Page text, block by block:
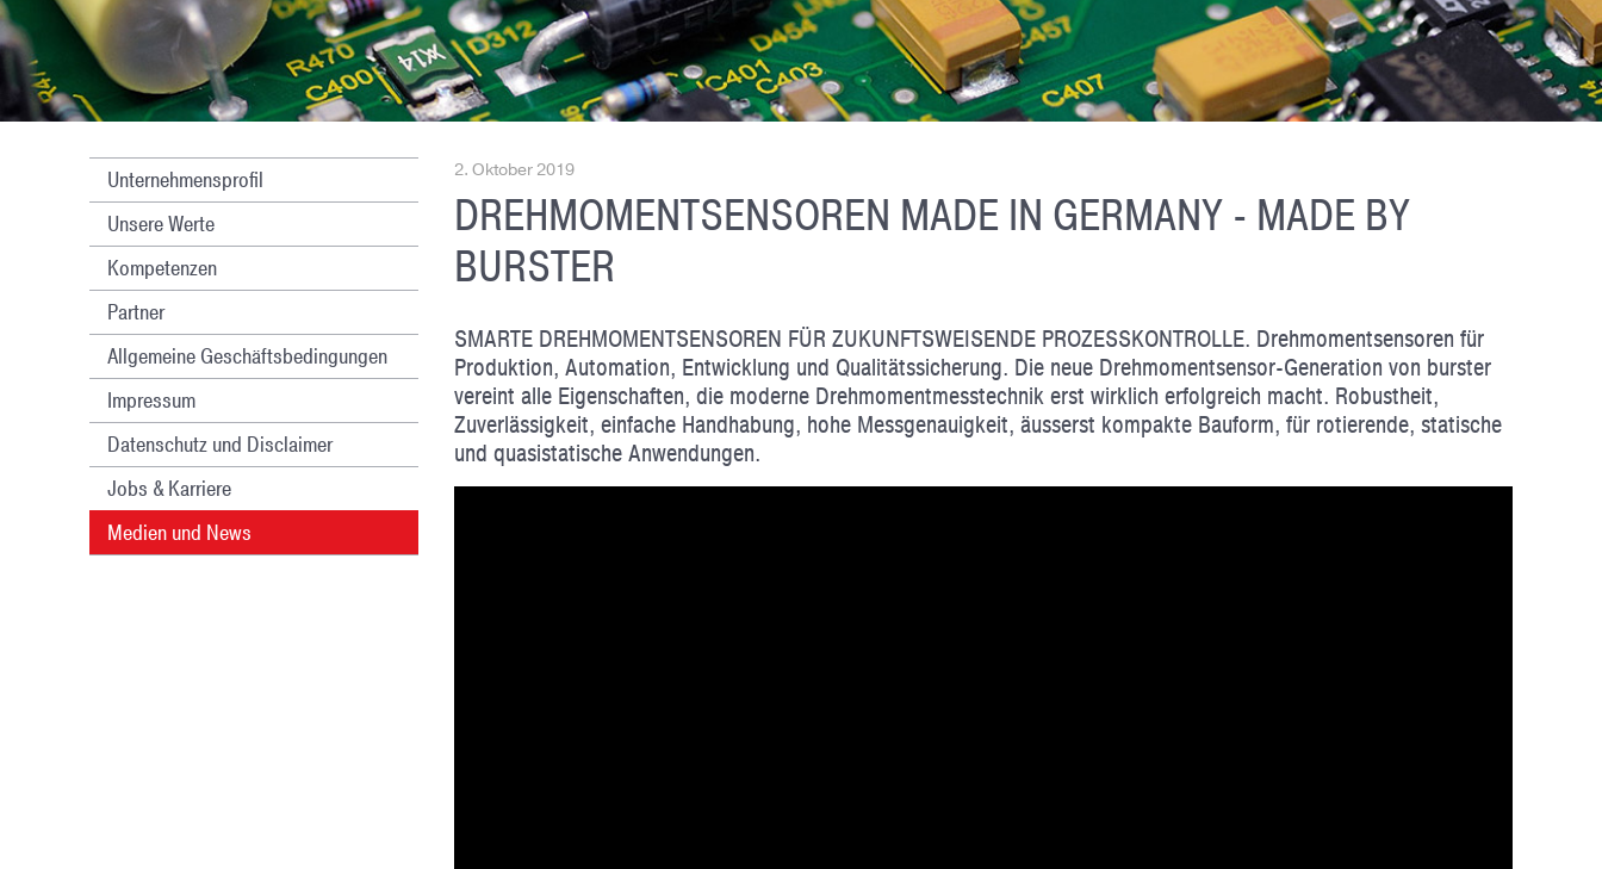
Unternehmensprofil
Unsere Werte
Kompetenzen
Partner
Allgemeine Geschäftsbedingungen
Impressum
Datenschutz und Disclaimer
Jobs & Karriere
Medien und News
2. Oktober 2019
DREHMOMENTSENSOREN MADE IN GERMANY - MADE BY
BURSTER
SMARTE DREHMOMENTSENSOREN FÜR ZUKUNFTSWEISENDE PROZESSKONTROLLE. Drehmomentsensoren für
Produktion, Automation, Entwicklung und Qualitätssicherung. Die neue Drehmomentsensor-Generation von burster
vereint alle Eigenschaften, die moderne Drehmomentmesstechnik erst wirklich erfolgreich macht. Robustheit,
Zuverlässigkeit, einfache Handhabung, hohe Messgenauigkeit, äusserst kompakte Bauform, für rotierende, statische
und quasistatische Anwendungen.